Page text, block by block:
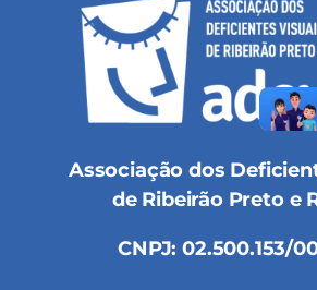
Associação dos
de Ribeirão Preto e
CNPJ: 02.500.153/